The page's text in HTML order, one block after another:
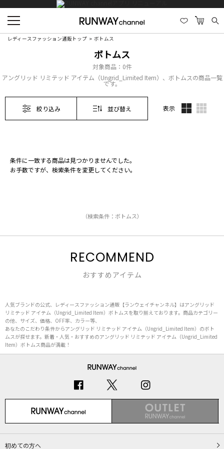
レディースファッション通販トップ ボトムス
ボトムス
対象商品： 0件
アングリッド リミテッド アイテム（Ungrid_Limited Item）、ボトムスの商品一覧
です。
絞り込み 並び替え 表示
条件に一致する商品は見つかりませんでした。
お手数ですが、検索条件を変更してください。
（検索条件：ボトムス）
RECOMMEND
おすすめアイテム
人気ブランドの公式、レディースファッション通販【ランウェイチャンネル】はアングリッド
リミテッド アイテム（Ungrid_Limited Item）ボトムスを取り揃えております。商品カテゴリー
の他、サイズ、価格、OFF率、カラー等、
あなたのこだわり条件からアングリッド リミテッド アイテム（Ungrid_Limited Item）のボト
ムスが探せます。新着・人気・おすすめのアングリッド リミテッド アイテム（Ungrid_Limited
Item）ボトムス商品が満載！
初めての方へ